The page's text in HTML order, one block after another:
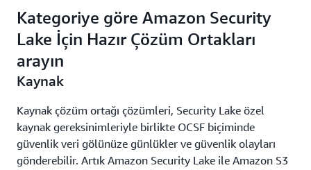
Kategoriye göre Amazon Security
Lake İçin Hazır Çözüm Ortakları
arayın
Kaynak
Kaynak çözüm ortağı çözümleri, Security Lake özel
kaynak gereksinimleriyle birlikte OCSF biçiminde
güvenlik veri gölünüze günlükler ve güvenlik olayları
gönderebilir. Artık Amazon Security Lake ile Amazon S3